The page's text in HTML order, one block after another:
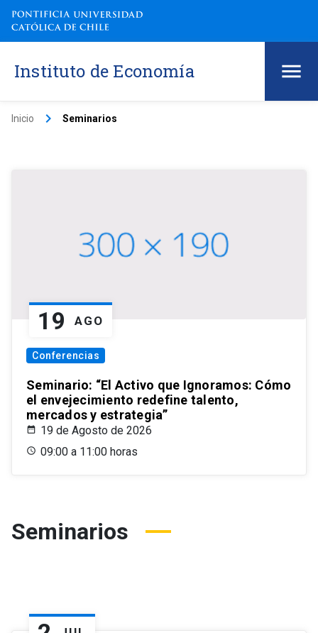
Instituto de Economía
Inicio keyboard_arrow_right Seminarios
19 AGO
Conferencias
Seminario: “El Activo que Ignoramos: Cómo
el envejecimiento redefine talento,
mercados y estrategia”
19 de Agosto de 2026
09:00 a 11:00 horas
Seminarios